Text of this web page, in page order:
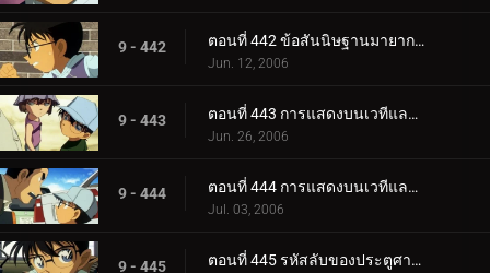
9 - 442 ตอนที่ 442 ข้อสันนิษฐานมายากลของโคนันและเฮจิ (ภาคไขปริศนา)
Jun. 12, 2006
9 - 443 ตอนที่ 443 การแสดงบนเวทีและการลักพาตัว (ตอนแรก)
Jun. 26, 2006
9 - 444 ตอนที่ 444 การแสดงบนเวทีและการลักพาตัว (ตอนจบ)
Jul. 03, 2006
9 - 445 ตอนที่ 445 รหัสลับของประตูศาลเจ้า (ตอนแรก)